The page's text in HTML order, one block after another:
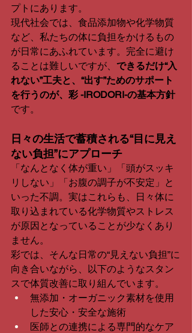
プトにあります。
現代社会では、食品添加物や化学物質
など、私たちの体に負担をかけるもの
が日常にあふれています。完全に避け
ることは難しいですが、 できるだけ“入
れない”工夫と、“出す”ためのサポート
を行うのが、彩 -IRODORI-の基本方針
です。
日々の生活で蓄積される“目に見え
ない負担”にアプローチ
「なんとなく体が重い」「頭がスッキ
リしない」「お腹の調子が不安定」と
いった不調。実はこれらも、日々体に
取り込まれている化学物質やストレス
が原因となっていることが少なくあり
ません。
彩では、そんな日常の“見えない負担”に
向き合いながら、以下のようなスタン
スで体質改善に取り組んでいます。
無添加・オーガニック素材を使用
した安心・安全な施術
医師との連携による専門的なケア